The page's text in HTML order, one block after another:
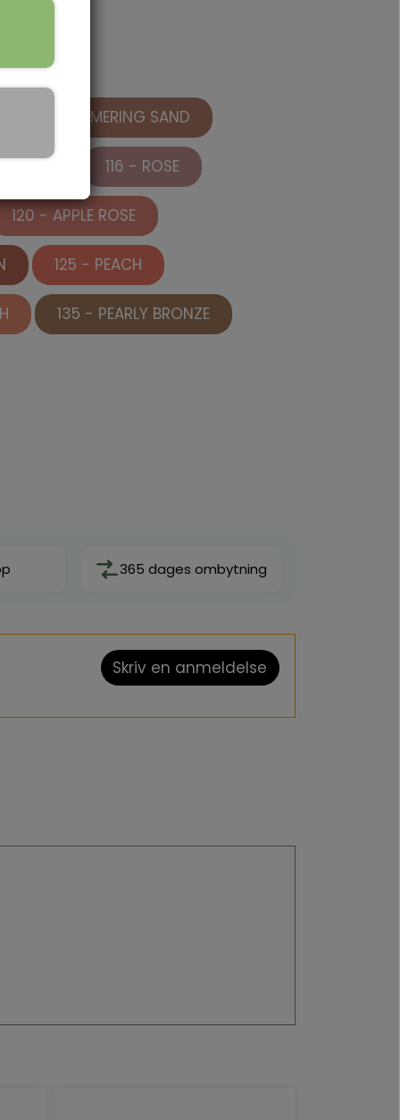
uden at virke tung eller pudret. Uanset om
blushtil enhver hudtone og lejlighed.
109 - SHIMMERING SAND
PLUM 116 - ROSE
120 - APPLE ROSE
125 - PEACH
135 - PEARLY BRONZE
365 dages ombytning
Skriv en anmeldelse